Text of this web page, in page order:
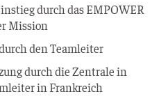
durch das EMPOWER
Mission
den Teamleiter
durch die Zen­tra­le in
in Frankreich